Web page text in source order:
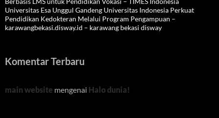
Universitas Esa Unggul Gandeng Universitas Indonesia Perkuat
Pendidikan Kedokteran Melalui Program Pengampuan –
karawangbekasi.disway.id – karawang bekasi disway
Komentar Terbaru
main website mengenai Halo dunia!